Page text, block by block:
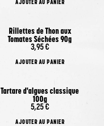
AJOUTER AU PANIER
Rillettes de Thon aux
Tomates Séchées 90g
3,95 €
AJOUTER AU PANIER
Tartare d'algues classique
100g
5,25 €
AJOUTER AU PANIER